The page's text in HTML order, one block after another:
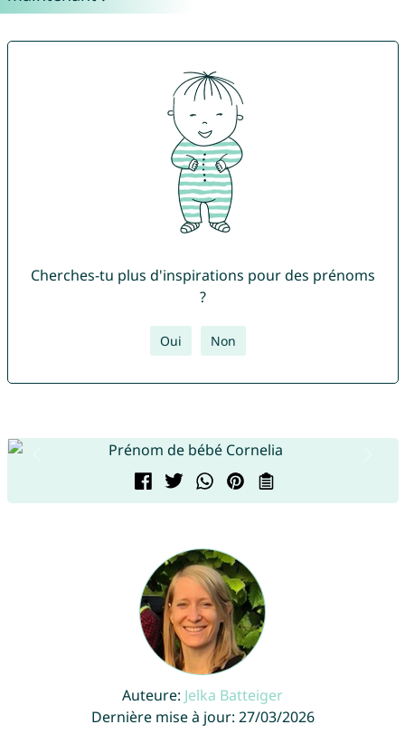
Cherches-tu plus d'inspirations pour des prénoms
?
Oui Non
Auteure: Jelka Batteiger
Dernière mise à jour: 27/03/2026